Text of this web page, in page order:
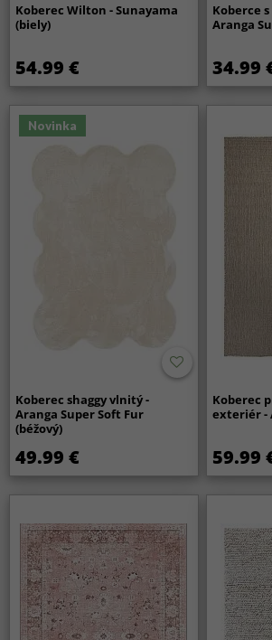
Koberec Wilton - Sunayama
(biely)
54.99 €
Koberce
Aranga
34.99
Novinka
Koberec shaggy vlnitý -
Aranga Super Soft Fur
(béžový)
49.99 €
Koberec
exteriér -
59.99